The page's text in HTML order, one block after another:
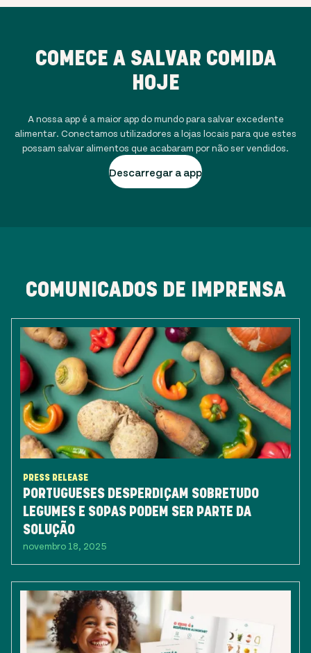
COMECE A SALVAR COMIDA
HOJE
A nossa app é a maior app do mundo para salvar excedente
alimentar. Conectamos utilizadores a lojas locais para que estes
possam salvar alimentos que acabaram por não ser vendidos.
Descarregar a app
COMUNICADOS DE IMPRENSA
PRESS RELEASE
PORTUGUESES DESPERDIÇAM SOBRETUDO
LEGUMES E SOPAS PODEM SER PARTE DA
SOLUÇÃO
novembro 18, 2025